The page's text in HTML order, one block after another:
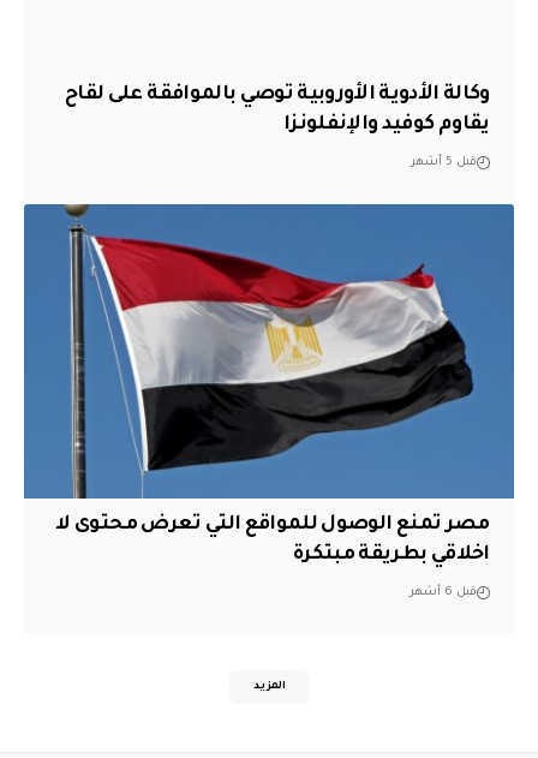
وكالة الأدوية الأوروبية توصي بالموافقة على لقاح
يقاوم كوفيد والإنفلونزا
قبل 5 أشهر
مصر تمنع الوصول للمواقع التي تعرض محتوى لا
اخلاقي بطريقة مبتكرة
قبل 6 أشهر
المزيد